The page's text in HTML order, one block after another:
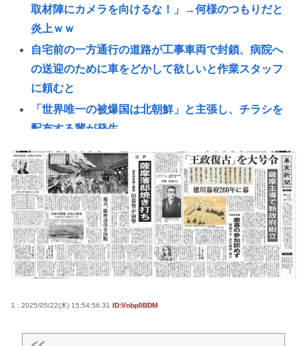
取材陣にカメラを向けるな！」→何様のつもりだと
炎上ｗｗ
自宅前の一方通行の道路が工事車両で封鎖、病院へ
の送迎のために車をどかして欲しいと作業スタッフ
に頼むと
「世界唯一の被爆国は北朝鮮」と主張し、チラシを
配布する輩が発生
【衝撃】女さん同士の事故、ガチで地獄www
88歳女性、庭の草取りをしてたら孫が運転する車に
はねられ死亡
【悲報】ファン付き作業着使用男性、熱中症で死
亡 スポーツドリンクやゼリー飲料持参でも
熊本地震で避難中の家からエアコン室外機を盗んだ
日本人(47)が逮捕されるwww
ーカルさん、客席ダイブした結果『こう』なってし
まいお気持ち表明してしまう…
1 : 2025/05/22(木) 15:54:56.31 ID:Vnbp0BDM